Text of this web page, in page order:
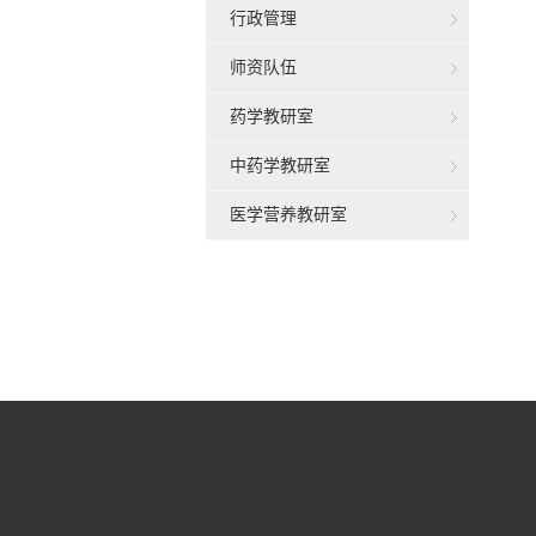
行政管理
师资队伍
药学教研室
中药学教研室
医学营养教研室